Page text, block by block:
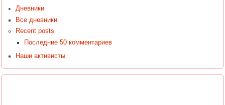
Дневники
Все дневники
Recent posts
Последние 50 комментариев
Наши активисты